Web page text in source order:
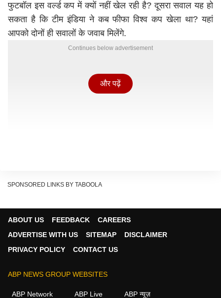
फुटबॉल इस वर्ल्ड कप में क्यों नहीं खेल रही है? दूसरा सवाल यह हो
सकता है कि टीम इंडिया ने कब फीफा विश्व कप खेला था? यहां
आपको दोनों ही सवालों के जवाब मिलेंगे.
Continues below advertisement
2026 फीफा वर्ल्ड कप में क्यों नहीं खेल रही टीम इंडिया?
और पढ़ें
SPONSORED LINKS BY TABOOLA
ABOUT US FEEDBACK
CAREERS
ADVERTISE WITH US
SITEMAP
DISCLAIMER
PRIVACY POLICY
CONTACT US
ABP NEWS GROUP WEBSITES
ABP Network ABP Live ABP न्यूज़